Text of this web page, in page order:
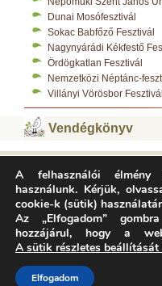
Dunai Mosófesztivál
Sokac Babfőző Fesztivál
Nagynyárádi Kékfestő
Ördögkatlan Fesztivál
Nemzetközi Néptánc-
Villányi Vörösbor Fesztivál
Vendégkönyv
Copyright ©
Adatvédelem
Impresszum
A felhasználói élmény
használunk. Kérjük,
cookie-k (sütik)
Az „Elfogadom”
hozzájárul, hogy a
A sütik részletes
Elfogadom